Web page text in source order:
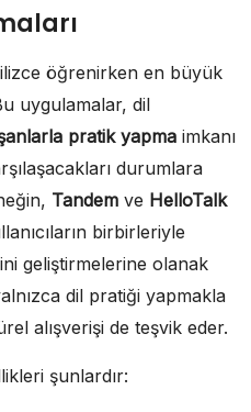
öğrenirken en büyük
uygulamalar, dil
pratik yapma imkanı
durumlara
Tandem ve HelloTalk
birbirleriyle
geliştirmelerine olanak
dil pratiği yapmakla
alışverişi de teşvik eder.
şunlardır: